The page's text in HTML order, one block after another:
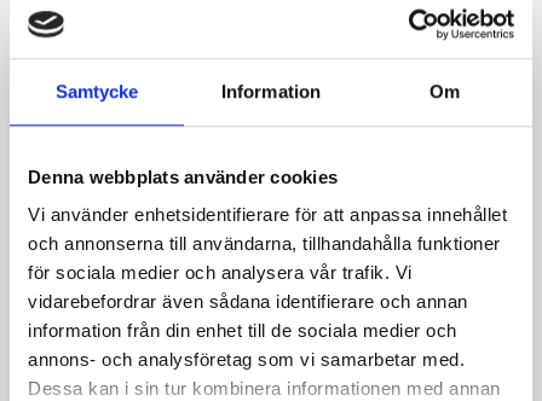
Samtycke Information Om
Denna webbplats använder cookies
Vi använder enhetsidentifierare för att anpassa innehållet
och annonserna till användarna, tillhandahålla funktioner
för sociala medier och analysera vår trafik. Vi
vidarebefordrar även sådana identifierare och annan
information från din enhet till de sociala medier och
annons- och analysföretag som vi samarbetar med.
Dessa kan i sin tur kombinera informationen med annan
Mellanmjölk
1,5% laktosfri 3dl
Jordgubbsfil 2,7%
1000g